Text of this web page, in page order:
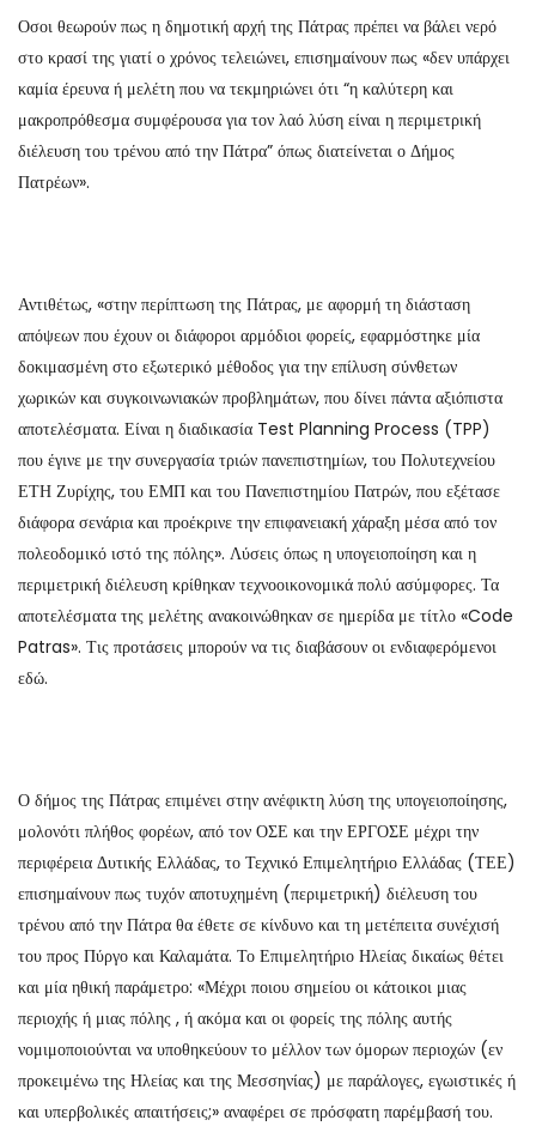
Οσοι θεωρούν πως η δημοτική αρχή της Πάτρας πρέπει να βάλει νερό
στο κρασί της γιατί ο χρόνος τελειώνει, επισημαίνουν πως «δεν υπάρχει
καμία έρευνα ή μελέτη που να τεκμηριώνει ότι “η καλύτερη και
μακροπρόθεσμα συμφέρουσα για τον λαό λύση είναι η περιμετρική
διέλευση του τρένου από την Πάτρα” όπως διατείνεται ο Δήμος
Πατρέων».
Αντιθέτως, «στην περίπτωση της Πάτρας, με αφορμή τη διάσταση
απόψεων που έχουν οι διάφοροι αρμόδιοι φορείς, εφαρμόστηκε μία
δοκιμασμένη στο εξωτερικό μέθοδος για την επίλυση σύνθετων
χωρικών και συγκοινωνιακών προβλημάτων, που δίνει πάντα αξιόπιστα
αποτελέσματα. Είναι η διαδικασία Test Planning Process (TPP)
που έγινε με την συνεργασία τριών πανεπιστημίων, του Πολυτεχνείου
ΕΤΗ Ζυρίχης, του ΕΜΠ και του Πανεπιστημίου Πατρών, που εξέτασε
διάφορα σενάρια και προέκρινε την επιφανειακή χάραξη μέσα από τον
πολεοδομικό ιστό της πόλης». Λύσεις όπως η υπογειοποίηση και η
περιμετρική διέλευση κρίθηκαν τεχνοοικονομικά πολύ ασύμφορες. Τα
αποτελέσματα της μελέτης ανακοινώθηκαν σε ημερίδα με τίτλο «Code
Patras». Τις προτάσεις μπορούν να τις διαβάσουν οι ενδιαφερόμενοι
εδώ.
Ο δήμος της Πάτρας επιμένει στην ανέφικτη λύση της υπογειοποίησης,
μολονότι πλήθος φορέων, από τον ΟΣΕ και την ΕΡΓΟΣΕ μέχρι την
περιφέρεια Δυτικής Ελλάδας, το Τεχνικό Επιμελητήριο Ελλάδας (ΤΕΕ)
επισημαίνουν πως τυχόν αποτυχημένη (περιμετρική) διέλευση του
τρένου από την Πάτρα θα έθετε σε κίνδυνο και τη μετέπειτα συνέχισή
του προς Πύργο και Καλαμάτα. Το Επιμελητήριο Ηλείας δικαίως θέτει
και μία ηθική παράμετρο: «Μέχρι ποιου σημείου οι κάτοικοι μιας
περιοχής ή μιας πόλης , ή ακόμα και οι φορείς της πόλης αυτής
νομιμοποιούνται να υποθηκεύουν το μέλλον των όμορων περιοχών (εν
προκειμένω της Ηλείας και της Μεσσηνίας) με παράλογες, εγωιστικές ή
και υπερβολικές απαιτήσεις;» αναφέρει σε πρόσφατη παρέμβασή του.